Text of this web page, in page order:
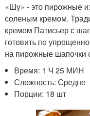
«Шу» - это пирожные
соленым кремом.
кремом Патисьер с
готовить по
на пирожные шапочки
Время: 1 Ч 25 МИН
Сложность: Средне
Порции: 18 шт